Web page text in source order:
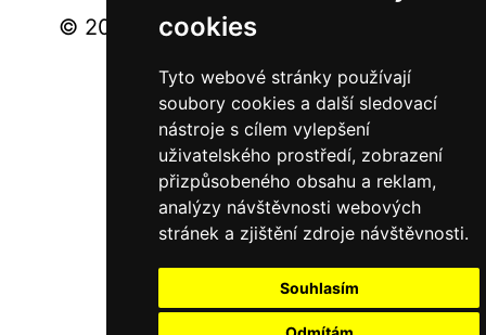
cookies
Tyto webové stránky používají
soubory cookies a další sledovací
nástroje s cílem vylepšení
uživatelského prostředí, zobrazení
přizpůsobeného obsahu a reklam,
analýzy návštěvnosti webových
stránek a zjištění zdroje návštěvnosti.
Souhlasím
© 2026 Ministerstvo dopravy - Všechna